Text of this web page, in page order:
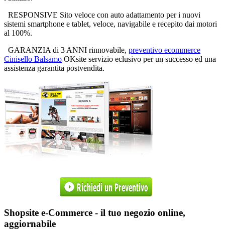
RESPONSIVE Sito veloce con auto adattamento per i nuovi
sistemi smartphone e tablet, veloce, navigabile e recepito dai motori
al 100%.
GARANZIA di 3 ANNI rinnovabile, preventivo ecommerce
Cinisello Balsamo OKsite servizio eclusivo per un successo ed una
assistenza garantita postvendita.
Shopsite e-Commerce - il tuo negozio online,
aggiornabile